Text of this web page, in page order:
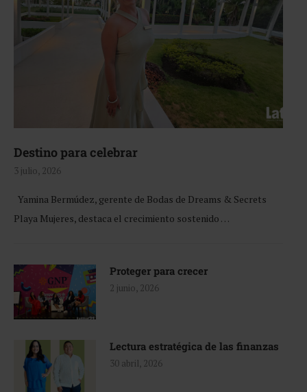
Destino para celebrar
3 julio, 2026
Yamina Bermúdez, gerente de Bodas de Dreams & Secrets
Playa Mujeres, destaca el crecimiento sostenido …
Proteger para crecer
2 junio, 2026
Lectura estratégica de las finanzas
30 abril, 2026